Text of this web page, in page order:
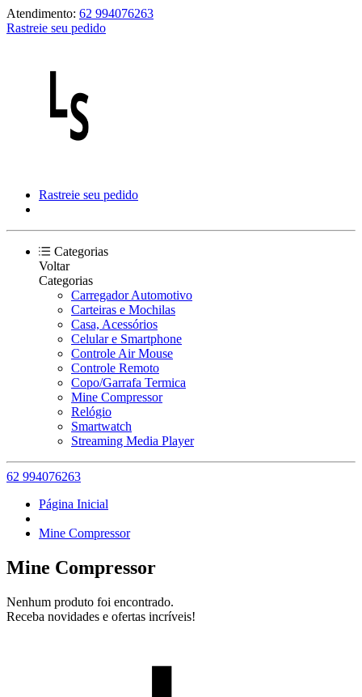
Atendimento: 62 994076263
Rastreie seu pedido
Rastreie seu pedido
Categorias
Voltar
Categorias
Carregador Automotivo
Carteiras e Mochilas
Casa, Acessórios
Celular e Smartphone
Controle Air Mouse
Controle Remoto
Copo/Garrafa Termica
Mine Compressor
Relógio
Smartwatch
Streaming Media Player
62 994076263
Página Inicial
Mine Compressor
Mine Compressor
Nenhum produto foi encontrado.
Receba novidades e ofertas incríveis!